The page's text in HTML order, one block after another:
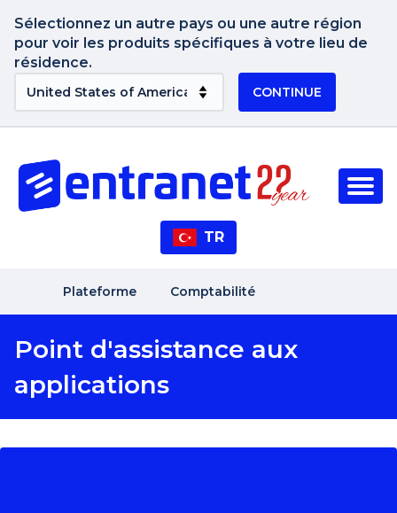
Sélectionnez un autre pays ou une autre région
pour voir les produits spécifiques à votre lieu de
résidence.
CONTINUE
TR
Plateforme Comptabilité
Point d'assistance aux
applications